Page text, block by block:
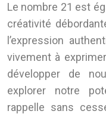
Le nombre 21 est
créativité
l’expression
vivement à
développer de
explorer notre
rappelle sans